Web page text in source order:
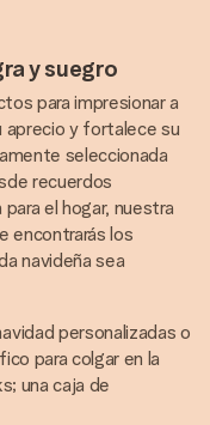
y suegro
para impresionar a
aprecio y fortalece su
seleccionada
recuerdos
el hogar, nuestra
encontrarás los
navideña sea
personalizadas o
para colgar en la
una caja de